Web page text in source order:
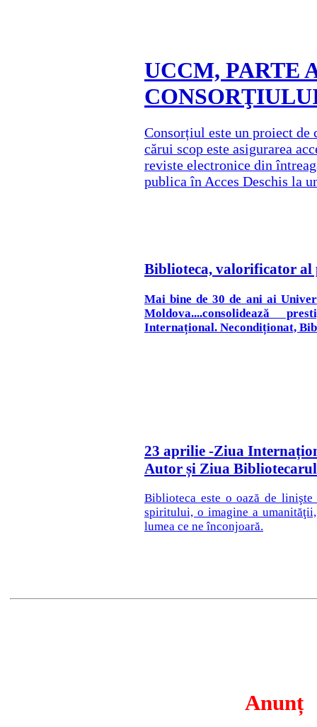
UCCM, PARTE
Consorțiul este un proiect
cărui scop este asigurarea
reviste electronice din
publica în Acces Deschis la
Biblioteca, valorificator
Mai bine de 30 de ani ai
Moldova....consolidează
Internațional. Necondiționat,
23 aprilie -Ziua
Autor și Ziua
Biblioteca este o oază de
spiritului, o imagine a
lumea ce ne înconjoară.
Anunț